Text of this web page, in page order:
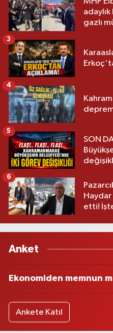
gazlı
3
4
SON
5
etti!
6
Anket
Ekonomiden memnun
Ankete Katıl